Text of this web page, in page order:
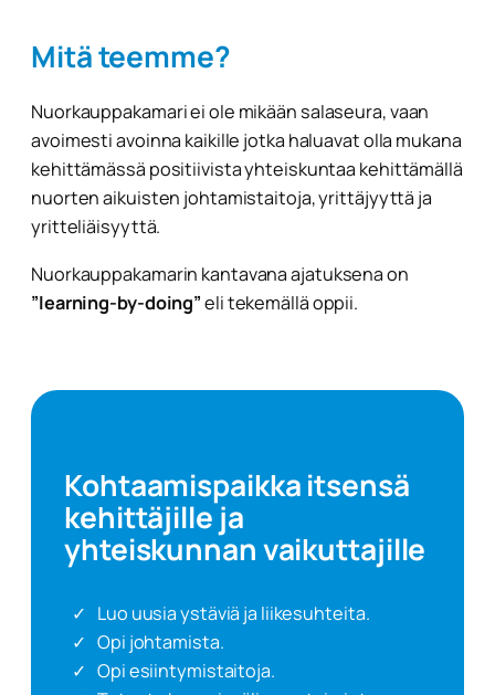
Mitä teemme?
Nuorkauppakamari ei ole mikään salaseura, vaan
avoimesti avoinna kaikille jotka haluavat olla mukana
kehittämässä positiivista yhteiskuntaa kehittämällä
nuorten aikuisten johtamistaitoja, yrittäjyyttä ja
yritteliäisyyttä.
Nuorkauppakamarin kantavana ajatuksena on
”learning-by-doing”eli tekemällä oppii.
Kohtaamispaikka itsensä
kehittäjille ja
yhteiskunnan vaikuttajille
Luo uusia ystäviä ja liikesuhteita.
Opi johtamista.
Opi esiintymistaitoja.